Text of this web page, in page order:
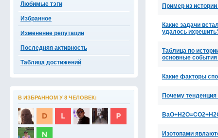
Любимые тэги
Избранное
Изменение репутации
Последняя активность
Таблица достижений
В ИЗБРАННОМ У 8 ЧЕЛОВЕК:
Пример из
Какие задачи
удалось
Таблица по
основные
Какие факторы
Почему тенденция
Изотопами